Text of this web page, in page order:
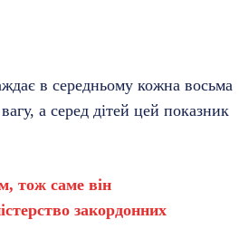
в середньому кожна восьма
а серед дітей цей показник
тож саме він
закордонних